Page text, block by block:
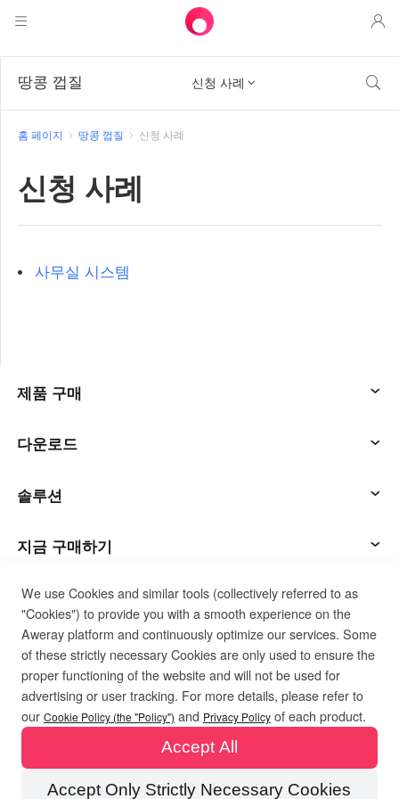
원격 데스크톱 제어
인텔리전트 네트워킹
솔루션
원격 작업
산업용 IoT
체인 리테일
AweSun 개인 판
AweShell 클라이언트
가격
AweSeed 사업 계획
자원
파트너
Asia
繁體中文
繁體中文
한국어 English
ประเทศไทย
ไทย
Việt Nam
Tiếng Việt
دولة الإمارات العربية المتحدة
English
Philippines Singapore
English
Indonesia
English
Қазақстан
Русский
땅콩 껍질 신청 사례  
홈 페이지 땅콩 껍질 신청 사례
신청 사례
사무실 시스템
제품 구매
AweSun
애씨
애웰
스마트 하드웨어
다운로드
AweSun 클라이언트
AweSeed 클라이언트
AweShell 클라이언트
솔루션
IT 운영 및 지원
원격 작업
기술 지원
산업용 IoT
지금 구매하기
AweSun 개인 계획
AweSeed 사업 계획
AweShell 개인 계획
AweShell 사업 계획
지원
고객 서비스 연락
자료
회사
우리에 대해서
파트너가 되세요
개인 정보 보호 정책이용 약관쿠키 정책
We use Cookies and similar tools (collectively referred to as
"Cookies") to provide you with a smooth experience on the
Aweray platform and continuously optimize our services. Some
of these strictly necessary Cookies are only used to ensure the
proper functioning of the website and will not be used for
advertising or user tracking. For more details, please refer to
our Cookie Policy (the "Policy") and Privacy Policy of each product.
Accept Only Strictly Necessary Cookies
Accept All